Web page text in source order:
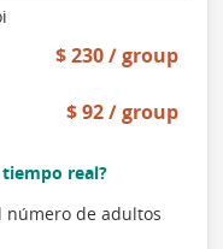
$ 230 / group
$ 92 / group
real?
número de adultos